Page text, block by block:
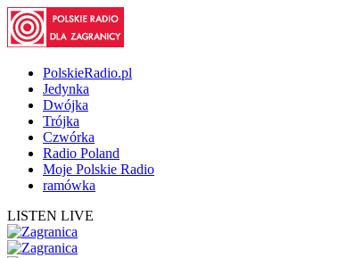
PolskieRadio.pl
Jedynka
Dwójka
Trójka
Czwórka
Radio Poland
Moje Polskie Radio
ramówka
LISTEN LIVE